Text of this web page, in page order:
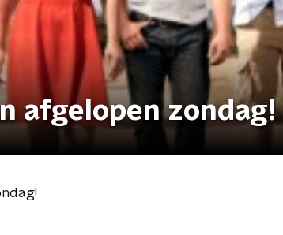
afgelopen zondag!